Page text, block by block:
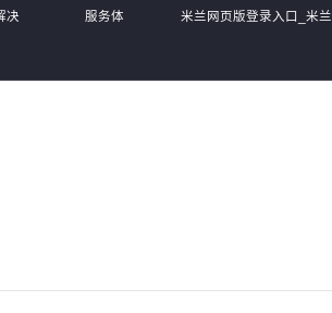
决 服务体 米兰网页版登录入口_米兰